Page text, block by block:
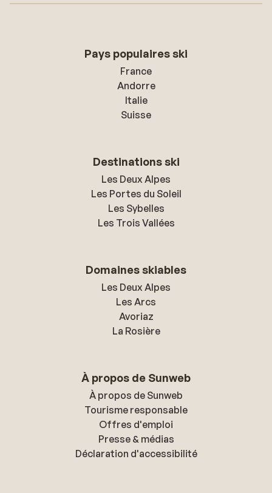
Pays populaires ski
France
Andorre
Italie
Suisse
Destinations ski
Les Deux Alpes
Les Portes du Soleil
Les Sybelles
Les Trois Vallées
Domaines skiables
Les Deux Alpes
Les Arcs
Avoriaz
La Rosière
À propos de Sunweb
À propos de Sunweb
Tourisme responsable
Offres d'emploi
Presse & médias
Déclaration d'accessibilité